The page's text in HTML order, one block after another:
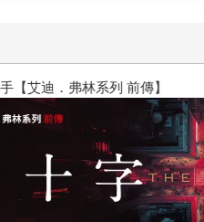
為只要進入《詭畫連篇》，
這個故事絕對不是純驚嚇，
使讀者跟著女主角瑪洛莉的
癮、跌入社會邊緣又返轉的
是真？或是想像？她是因
魍魎的邊境游移徘徊，其境
之間，找到支持或是反駁
膽實驗，而從類型（恐怖）
被譽為「年度最大膽多重逆
林系列 前傳】